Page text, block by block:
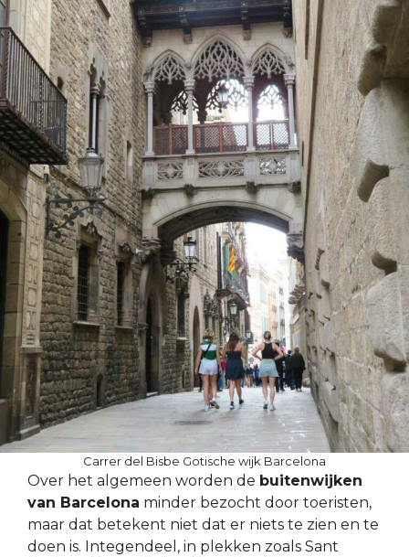
Carrer del Bisbe Gotische wijk Barcelona
Over het algemeen worden de buitenwijken
van Barcelona minder bezocht door toeristen,
maar dat betekent niet dat er niets te zien en te
doen is. Integendeel, in plekken zoals Sant